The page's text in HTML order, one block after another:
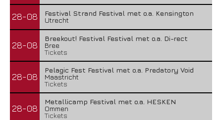
28-08
Festival Strand Festival met o.a. Kensington
Utrecht
28-08
Breekout! Festival Festival met o.a. Di-rect
Bree
Tickets
28-08
Pelagic Fest Festival met o.a. Predatory Void
Maastricht
Tickets
28-08
Metallicamp Festival met o.a. HESKEN
Ommen
Tickets